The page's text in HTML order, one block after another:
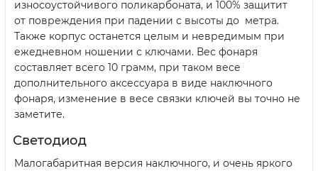
износоустойчивого поликарбоната, и 100% защитит
от повреждения при падении с высоты до метра.
Также корпус останется целым и невредимым при
ежедневном ношении с ключами. Вес фонаря
составляет всего 10 грамм, при таком весе
дополнительного аксессуара в виде наключного
фонаря, изменение в весе связки ключей вы точно не
заметите.
Светодиод
Малогабаритная версия наключного, и очень яркого